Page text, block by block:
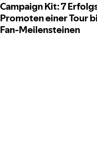
Campaign Kit: 7
Promoten einer Tour
Fan-Meilensteinen